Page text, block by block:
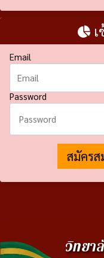
Email
Password
สมัครส
วิทยา